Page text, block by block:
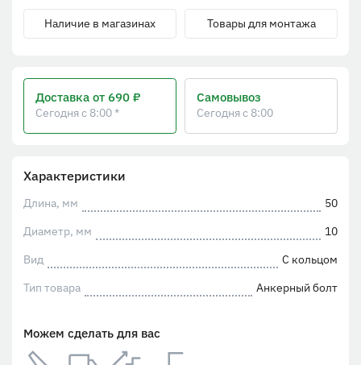
Характеристики
Длина, мм
50
Диаметр, мм
10
Вид
С кольцом
Тип товара
Анкерный болт
Можем сделать для вас
Наличие в магазинах Товары для монтажа
Доставка от 690 ₽
Сегодня с 8:00 *
Самовывоз
Сегодня с 8:00